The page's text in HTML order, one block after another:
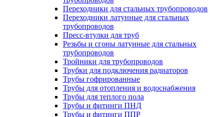
Переходники для стальных трубопроводов
Переходники латунные для стальных
трубопроводов
Пресс-втулки для труб
Резьбы и сгоны латунные для стальных
трубопроводов
Тройники для трубопроводов
Трубки для подключения радиаторов
Трубы гофрированные
Трубы для отопления и водоснабжения
Трубы для теплого пола
Трубы и фитинги ПНД
Трубы и фитинги ППР